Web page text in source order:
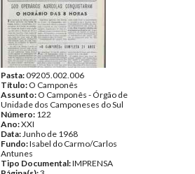
Pasta:09205.002.006
Título: O Camponês
Assunto: O Camponês - Órgão de
Unidade dos Camponeses do Sul
Número: 122
Ano:XXI
Data:Junho de 1968
Fundo:Isabel do Carmo/Carlos
Antunes
Tipo Documental:IMPRENSA